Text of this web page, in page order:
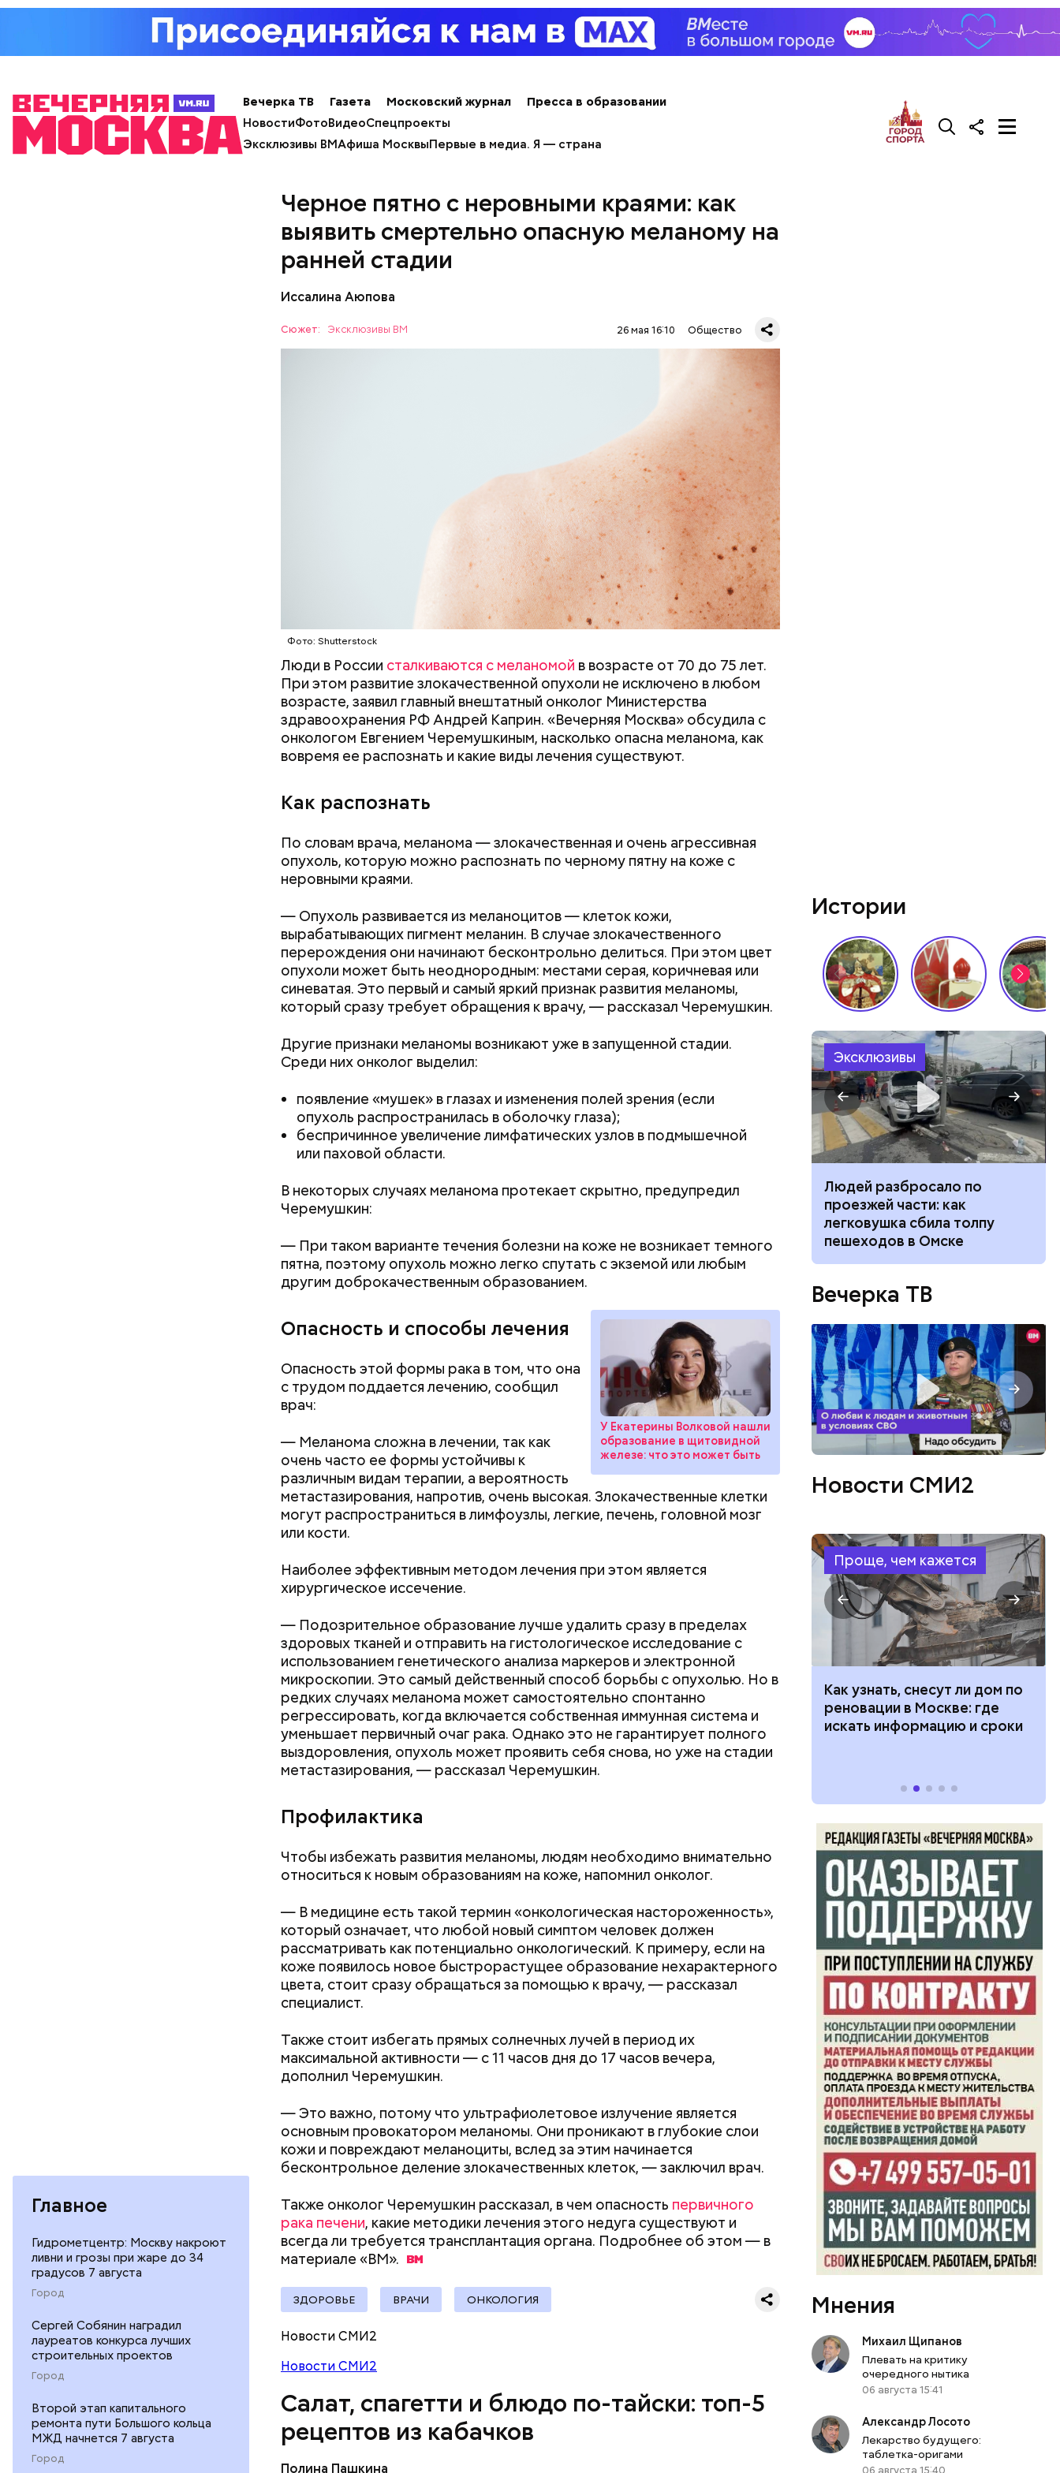
Вечерка ТВ Газета Московский журнал
Пресса в образовании
НовостиФотоВидеоСпецпроекты
Эксклюзивы ВМАфиша МосквыПервые в медиа. Я — страна
Главное
Гидрометцентр: Москву накроют
ливни и грозы при жаре до 34
градусов 7 августа
Город
Сергей Собянин наградил
лауреатов конкурса лучших
строительных проектов
Город
Второй этап капитального
ремонта пути Большого кольца
МЖД начнется 7 августа
Город
Черное пятно с неровными краями: как
выявить смертельно опасную меланому на
ранней стадии
Иссалина Аюпова
Сюжет: Эксклюзивы ВМ 26 мая 16:10 Общество
Фото: Shutterstock
Люди в России сталкиваются с меланомой в возрасте от 70 до 75 лет.
При этом развитие злокачественной опухоли не исключено в любом
возрасте, заявил главный внештатный онколог Министерства
здравоохранения РФ Андрей Каприн. «Вечерняя Москва» обсудила с
онкологом Евгением Черемушкиным, насколько опасна меланома, как
вовремя ее распознать и какие виды лечения существуют.
Как распознать
По словам врача, меланома — злокачественная и очень агрессивная
опухоль, которую можно распознать по черному пятну на коже с
неровными краями.
— Опухоль развивается из меланоцитов — клеток кожи,
вырабатывающих пигмент меланин. В случае злокачественного
перерождения они начинают бесконтрольно делиться. При этом цвет
опухоли может быть неоднородным: местами серая, коричневая или
синеватая. Это первый и самый яркий признак развития меланомы,
который сразу требует обращения к врачу, — рассказал Черемушкин.
Другие признаки меланомы возникают уже в запущенной стадии.
Среди них онколог выделил:
появление «мушек» в глазах и изменения полей зрения (если
опухоль распространилась в оболочку глаза);
беспричинное увеличение лимфатических узлов в подмышечной
или паховой области.
В некоторых случаях меланома протекает скрытно, предупредил
Черемушкин:
— При таком варианте течения болезни на коже не возникает темного
пятна, поэтому опухоль можно легко спутать с экземой или любым
другим доброкачественным образованием.
У Екатерины Волковой нашли
образование в щитовидной
железе: что это может быть
Опасность и способы лечения
Опасность этой формы рака в том, что она
с трудом поддается лечению, сообщил
врач:
— Меланома сложна в лечении, так как
очень часто ее формы устойчивы к
различным видам терапии, а вероятность
метастазирования, напротив, очень высокая. Злокачественные клетки
могут распространиться в лимфоузлы, легкие, печень, головной мозг
или кости.
Наиболее эффективным методом лечения при этом является
хирургическое иссечение.
— Подозрительное образование лучше удалить сразу в пределах
здоровых тканей и отправить на гистологическое исследование с
использованием генетического анализа маркеров и электронной
микроскопии. Это самый действенный способ борьбы с опухолью. Но в
редких случаях меланома может самостоятельно спонтанно
регрессировать, когда включается собственная иммунная система и
уменьшает первичный очаг рака. Однако это не гарантирует полного
выздоровления, опухоль может проявить себя снова, но уже на стадии
метастазирования, — рассказал Черемушкин.
Профилактика
Чтобы избежать развития меланомы, людям необходимо внимательно
относиться к новым образованиям на коже, напомнил онколог.
— В медицине есть такой термин «онкологическая настороженность»,
который означает, что любой новый симптом человек должен
рассматривать как потенциально онкологический. К примеру, если на
коже появилось новое быстрорастущее образование нехарактерного
цвета, стоит сразу обращаться за помощью к врачу, — рассказал
специалист.
Также стоит избегать прямых солнечных лучей в период их
максимальной активности — с 11 часов дня до 17 часов вечера,
дополнил Черемушкин.
— Это важно, потому что ультрафиолетовое излучение является
основным провокатором меланомы. Они проникают в глубокие слои
кожи и повреждают меланоциты, вслед за этим начинается
бесконтрольное деление злокачественных клеток, — заключил врач.
Также онколог Черемушкин рассказал, в чем опасность первичного
рака печени, какие методики лечения этого недуга существуют и
всегда ли требуется трансплантация органа. Подробнее об этом — в
материале «ВМ».
ЗДОРОВЬЕ ВРАЧИ ОНКОЛОГИЯ
Новости СМИ2
Новости СМИ2
Салат, спагетти и блюдо по-тайски: топ-5
рецептов из кабачков
Полина Пашкина
петрушка;
чеснок;
оливковое масло;
— Кабачки, порезанные кубиками, нужно легко обжарить на
сковороде. К ним добавляются зелень петрушки, чеснок, соль и
оливковое масло. Получается очень вкусно, — поделился рецептом
Копылов.
Спагетти из кабачков
Ингредиенты:
кабачок;
растительное масло;
Вред дыни
Фото: Shutterstock
Однако диетолог предупредила: не для всех дыня может быть
полезна. В первую очередь ее стоит есть с осторожностью людям:
с сахарным диабетом;
лишним весом.
— В дыне содержится много сахара, который представлен фруктозой.
С одной стороны — это хорошо, потому что дает энергию. Но важно
арбузами, людям с сахарным диабетом и лишним весом, —
подчеркнула доктор.
Терапевт Кондрахин назвал
продукты и напитки,
которые выводят токсины из
организма
Ранние плоды, по словам врача, лучше не есть:
Чистит сосуды и защищает
от рака: чем полезен кресс-
салат
Истории
Эксклюзивы
Хотела спасти малыша: как
мать и сын погибли при
Вода за 10 тысяч: поможет ли
японский напиток сбросить
Людей разбросало по
проезжей части: как
легковушка сбила толпу
пешеходов в Омске
Вечерка ТВ
Новости СМИ2
Проще, чем кажется
Как поменять батареи дома и
не получить штраф
Как получить до 100 тысяч
рублей от государства при
трудной ситуации: кто может
претендовать и какие нужны
документы
Как узнать, снесут ли дом по
реновации в Москве: где
искать информацию и сроки
Мнения
Михаил Щипанов
Плевать на критику
очередного нытика
06 августа 15:41
Александр Лосото
Лекарство будущего:
таблетка-оригами
06 августа 15:40